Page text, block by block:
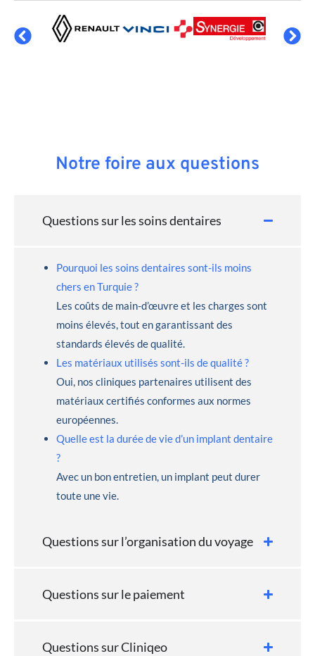
Notre foire aux questions
Questions sur les soins dentaires
Pourquoi les soins dentaires sont-ils moins
chers en Turquie ?
Les coûts de main-d’œuvre et les charges sont
moins élevés, tout en garantissant des
standards élevés de qualité.
Les matériaux utilisés sont-ils de qualité ?
Oui, nos cliniques partenaires utilisent des
matériaux certifiés conformes aux normes
européennes.
Quelle est la durée de vie d’un implant dentaire
?
Avec un bon entretien, un implant peut durer
toute une vie.
Questions sur l’organisation du voyage
Questions sur le paiement
Questions sur Cliniqeo